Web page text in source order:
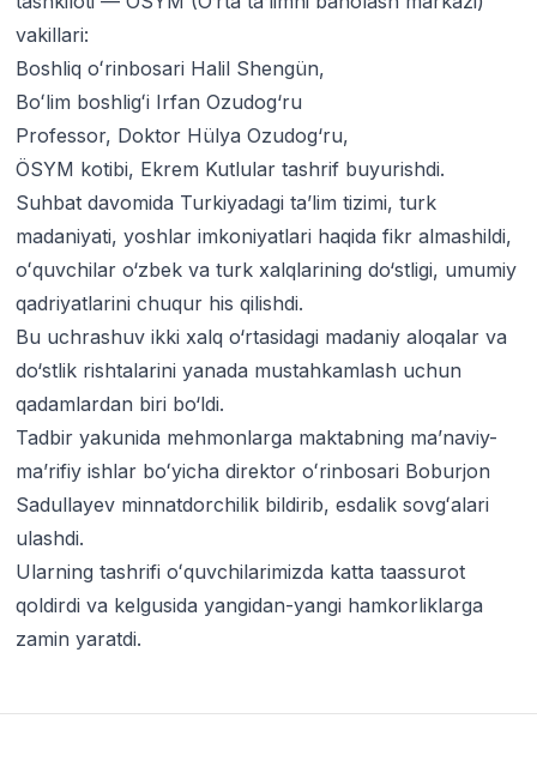
vakillari:
Boshliq oʻrinbosari Halil Shengün,
Boʻlim boshligʻi Irfan Ozudog‘ru
Professor, Doktor Hülya Ozudog‘ru,
ÖSYM kotibi, Ekrem Kutlular tashrif buyurishdi.
Suhbat davomida Turkiyadagi ta’lim tizimi, turk
madaniyati, yoshlar imkoniyatlari haqida fikr almashildi,
oʻquvchilar o‘zbek va turk xalqlarining do‘stligi, umumiy
qadriyatlarini chuqur his qilishdi.
Bu uchrashuv ikki xalq o‘rtasidagi madaniy aloqalar va
do‘stlik rishtalarini yanada mustahkamlash uchun
qadamlardan biri bo‘ldi.
Tadbir yakunida mehmonlarga maktabning ma’naviy-
ma’rifiy ishlar boʻyicha direktor oʻrinbosari Boburjon
Sadullayev minnatdorchilik bildirib, esdalik sovgʻalari
ulashdi.
Ularning tashrifi oʻquvchilarimizda katta taassurot
qoldirdi va kelgusida yangidan-yangi hamkorliklarga
zamin yaratdi.